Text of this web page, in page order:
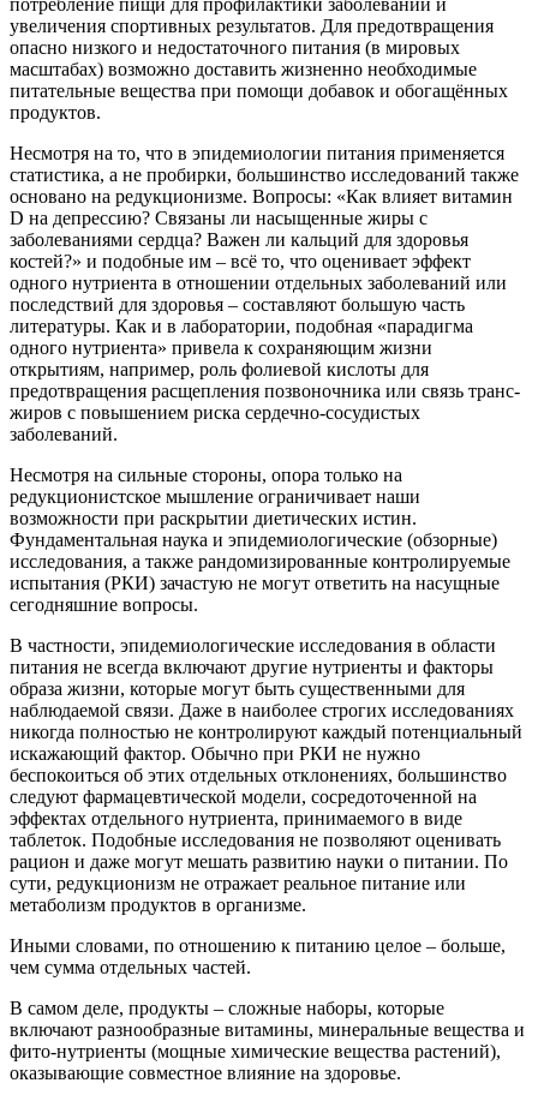
потребление пищи для профилактики заболеваний и
увеличения спортивных результатов. Для предотвращения
опасно низкого и недостаточного питания (в мировых
масштабах) возможно доставить жизненно необходимые
питательные вещества при помощи добавок и обогащённых
продуктов.
Несмотря на то, что в эпидемиологии питания применяется
статистика, а не пробирки, большинство исследований также
основано на редукционизме. Вопросы: «Как влияет витамин
D на депрессию? Связаны ли насыщенные жиры с
заболеваниями сердца? Важен ли кальций для здоровья
костей?» и подобные им – всё то, что оценивает эффект
одного нутриента в отношении отдельных заболеваний или
последствий для здоровья – составляют большую часть
литературы. Как и в лаборатории, подобная «парадигма
одного нутриента» привела к сохраняющим жизни
открытиям, например, роль фолиевой кислоты для
предотвращения расщепления позвоночника или связь транс-
жиров с повышением риска сердечно-сосудистых
заболеваний.
Несмотря на сильные стороны, опора только на
редукционистское мышление ограничивает наши
возможности при раскрытии диетических истин.
Фундаментальная наука и эпидемиологические (обзорные)
исследования, а также рандомизированные контролируемые
испытания (РКИ) зачастую не могут ответить на насущные
сегодняшние вопросы.
В частности, эпидемиологические исследования в области
питания не всегда включают другие нутриенты и факторы
образа жизни, которые могут быть существенными для
наблюдаемой связи. Даже в наиболее строгих исследованиях
никогда полностью не контролируют каждый потенциальный
искажающий фактор. Обычно при РКИ не нужно
беспокоиться об этих отдельных отклонениях, большинство
следуют фармацевтической модели, сосредоточенной на
эффектах отдельного нутриента, принимаемого в виде
таблеток. Подобные исследования не позволяют оценивать
рацион и даже могут мешать развитию науки о питании. По
сути, редукционизм не отражает реальное питание или
метаболизм продуктов в организме.
Иными словами, по отношению к питанию целое – больше,
чем сумма отдельных частей.
В самом деле, продукты – сложные наборы, которые
включают разнообразные витамины, минеральные вещества и
фито-нутриенты (мощные химические вещества растений),
оказывающие совместное влияние на здоровье.